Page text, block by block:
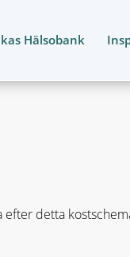
Hälsobank
detta